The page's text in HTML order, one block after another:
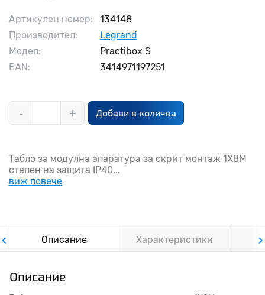
Артикулен номер:
134148
Производител:
Legrand
Модел:
Practibox S
EAN:
3414971197251
- + Добави в количка
Табло за модулна апаратура за скрит монтаж 1X8M
степен на защита IP40...
виж повече
Описание Характеристики
Описание